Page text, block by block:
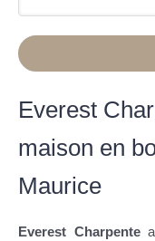
Everest
maison en
Maurice
Everest Charpente